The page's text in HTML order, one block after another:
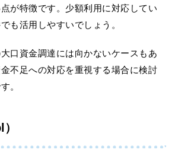
が特徴です。少額利用に対応してい
も活用しやすいでしょう。
口資金調達には向かないケースもあ
不足への対応を重視する場合に検討
。